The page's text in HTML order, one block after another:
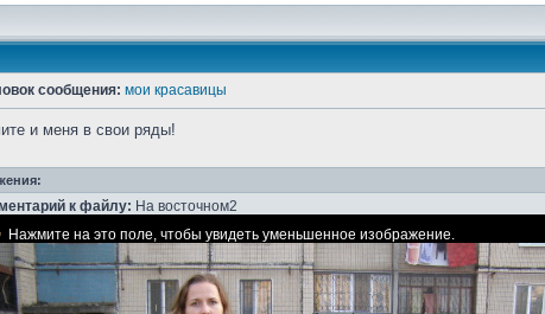
сообщения: мои красавицы
и меня в свои ряды!
к файлу: На восточном2
Нажмите на это поле, чтобы увидеть уменьшенное изображение.